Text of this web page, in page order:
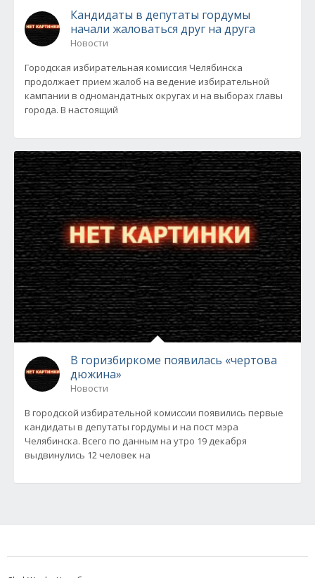
Кандидаты в депутаты гордумы
начали жаловаться друг на друга
Новости
Городская избирательная комиссия Челябинска
продолжает прием жалоб на ведение избирательной
кампании в одномандатных округах и на выборах главы
города. В настоящий
В горизбиркоме появилась «чертова
дюжина»
Новости
В городской избирательной комиссии появились первые
кандидаты в депутаты гордумы и на пост мэра
Челябинска. Всего по данным на утро 19 декабря
выдвинулись 12 человек на